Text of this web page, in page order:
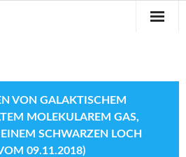
VON GALAKTISCHEM
MOLEKULAREM GAS, A
SCHWARZEN LOCH (
09.11.2018)